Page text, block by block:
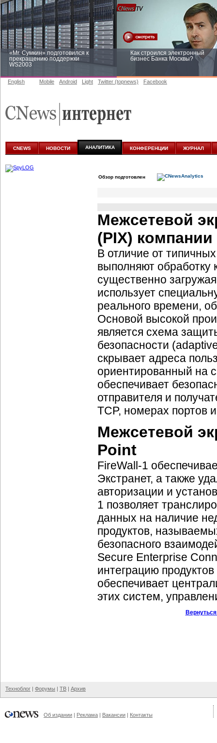
«Mr. Сумкин» подготовился к
прекращению поддержки
WS2003
Как строился электронный
бизнес Банка Москвы?
аналитике
English Mobile Android Light Twitter (topnews) Facebook
CNEWS НОВОСТИ АНАЛИТИКА КОНФЕРЕНЦИИ ЖУРНАЛ
Обзор подготовлен
Межсетевой
(PIX)
В отличие от
выполняют обработку
существенно
использует
реального времени,
Основой высокой
является схема
безопасности
скрывает адреса
ориентированный на
обеспечивает
отправителя и
TCP, номерах портов
Межсетевой
Point
FireWall-1
Экстранет, а также
авторизации и
1 позволяет
данных на наличие
продуктов,
безопасного
Secure Enterprise
интеграцию
обеспечивает
этих систем,
Техноблог | Форумы | ТВ | Архив
Об издании | Реклама | Вакансии | Контакты